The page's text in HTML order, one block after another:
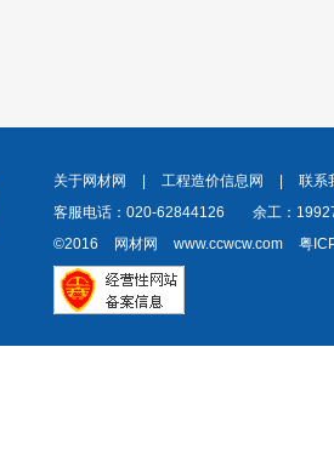
关于网材网 工程造价信息网
联系
客服电话：020-62844126
余工：
©2016
网材网 www.ccwcw.com 粤